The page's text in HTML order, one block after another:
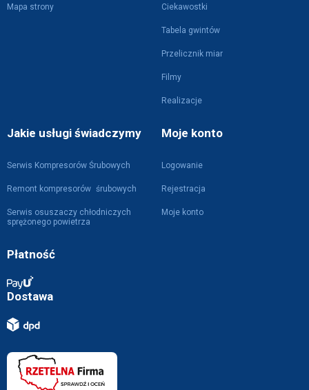
Mapa strony Ciekawostki
Tabela gwintów
Przelicznik miar
Filmy
Realizacje
Jakie usługi świadczymy
Serwis Kompresorów Śrubowych
Remont kompresorów śrubowych
Serwis osuszaczy chłodniczych
sprężonego powietrza
Moje konto
Logowanie
Rejestracja
Moje konto
Płatność
Dostawa